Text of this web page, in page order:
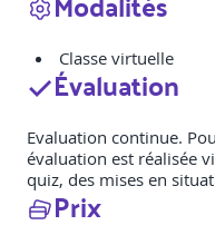
Classe virtuelle
Évaluation
Evaluation continue.
évaluation est réalisée
quiz, des mises en
Prix